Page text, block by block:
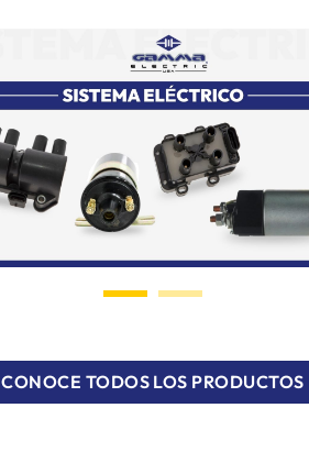
CONOCE TODOS LOS PRODUCTOS